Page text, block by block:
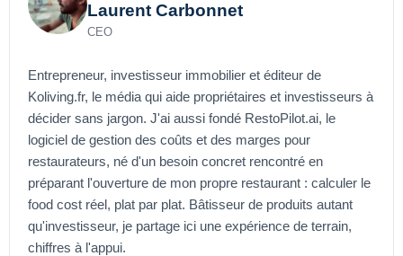
Laurent Carbonnet
CEO
Entrepreneur, investisseur immobilier et éditeur de
Koliving.fr, le média qui aide propriétaires et investisseurs à
décider sans jargon. J'ai aussi fondé RestoPilot.ai, le
logiciel de gestion des coûts et des marges pour
restaurateurs, né d'un besoin concret rencontré en
préparant l'ouverture de mon propre restaurant : calculer le
food cost réel, plat par plat. Bâtisseur de produits autant
qu'investisseur, je partage ici une expérience de terrain,
chiffres à l'appui.